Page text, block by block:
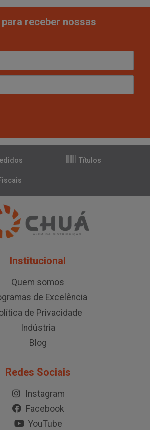
receber nossas
Títulos
Institucional
Quem somos
de Excelência
de Privacidade
Indústria
Blog
Redes Sociais
Instagram
Facebook
YouTube